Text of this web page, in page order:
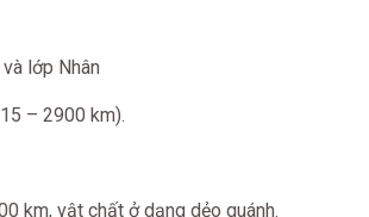
lớp Nhân
– 2900 km).
km, vật chất ở dạng dẻo quánh.